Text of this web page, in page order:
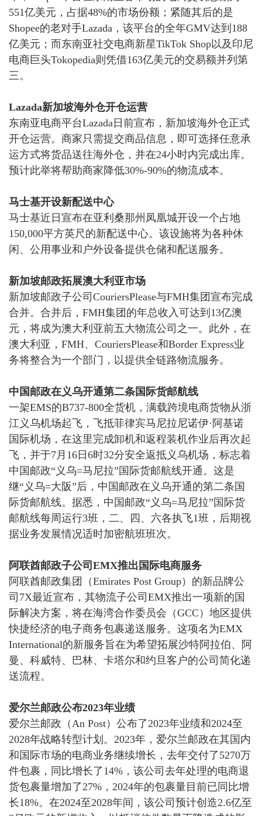
551亿美元，占据48%的市场份额；紧随其后的是
Shopee的老对手Lazada，该平台的全年GMV达到188
亿美元；而东南亚社交电商新星TikTok Shop以及印尼
电商巨头Tokopedia则凭借163亿美元的交易额并列第
三。
Lazada新加坡海外仓开仓运营
东南亚电商平台Lazada日前宣布，新加坡海外仓正式
开仓运营。 商家只需提交商品信息，即可选择任意承
运方式将货品送往海外仓，并在24小时内完成出库。
预计此举将帮助商家降低30%-90%的物流成本。
马士基开设新配送中心
马士基近日宣布在亚利桑那州凤凰城开设一个占地
150,000平方英尺的新配送中心。 该设施将为各种休
闲、公用事业和户外设备提供仓储和配送服务。
新加坡邮政拓展澳大利亚市场
新加坡邮政子公司 CouriersPlease与FMH集团宣布完成
合并。 合并后， FMH集团的年总收入可达到13亿澳
元，将成为澳大利亚前五大物流公司之一。此外，在
澳大利亚，FMH、CouriersPlease和Border Express业
务将整合为一个部门，以提供全链路物流服务。
中国邮政在义乌开通第二条国际货邮航线
一架EMS的B737-800全货机，满载跨境电商货物从浙
江义乌机场起飞，飞抵菲律宾马尼拉尼诺伊·阿基诺
国际机场，在这里完成卸机和返程装机作业后再次起
飞，并于7月16日6时32分安全返抵义乌机场，标志着
中国邮政“义乌=马尼拉”国际货邮航线开通。 这是
继“义乌=大阪”后，中国邮政在义乌开通的第二条国
际货邮航线。据悉，中国邮政“义乌=马尼拉”国际货
邮航线每周运行3班，二、四、六各执飞1班， 后期视
据业务发展情况适时加密航班班次。
阿联酋邮政子公司 EMX推出国际电商服务
阿联酋邮政集团（Emirates Post Group）的新品牌公
司7X最近宣布， 其物流子公司 EMX推出一项新的国
际解决方案，将在海湾合作委员会（GCC）地区提供
快捷经济的电子商务包裹递送服务。 这项名为EMX
International的新服务旨在为希望拓展沙特阿拉伯、阿
曼、科威特、巴林、卡塔尔和约旦客户的公司简化递
送流程。
爱尔兰邮政公布2023年业绩
爱尔兰邮政（An Post）公布了2023年业绩和2024至
2028年战略转型计划。2023年，爱尔兰邮政在其国内
和国际市场的电商业务继续增长，去年交付了5270万
件包裹，同比增长了14%，该公司去年处理的电商退
货包裹量增加了27%， 2024年的包裹量目前已同比增
长18%。在2024至2028年间，该公司预计创造2.6亿至